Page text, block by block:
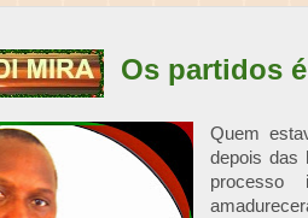
Os partidos
Quem
depois das
processo